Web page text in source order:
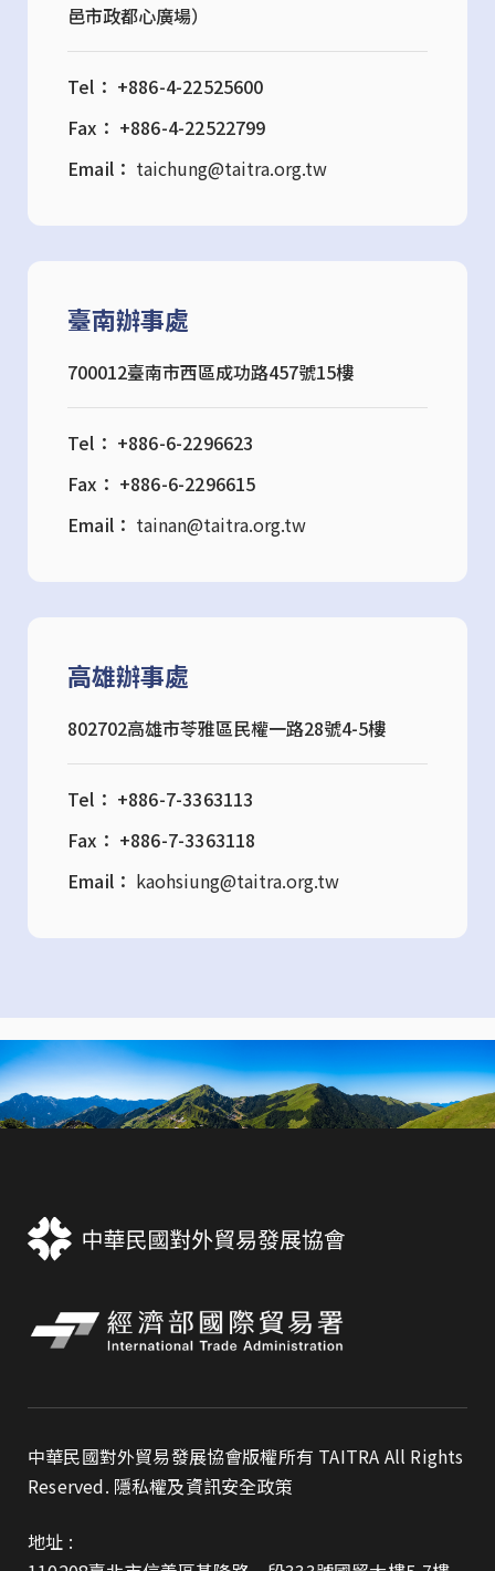
邑市政都心廣場）
Tel： +886-4-22525600
Fax： +886-4-22522799
Email： taichung@taitra.org.tw
臺南辦事處
700012臺南市西區成功路457號15樓
Tel： +886-6-2296623
Fax： +886-6-2296615
Email： tainan@taitra.org.tw
高雄辦事處
802702高雄市苓雅區民權一路28號4-5樓
Tel： +886-7-3363113
Fax： +886-7-3363118
Email： kaohsiung@taitra.org.tw
中華民國對外貿易發展協會版權所有 TAITRA All Rights
Reserved. 隱私權及資訊安全政策
地址 :